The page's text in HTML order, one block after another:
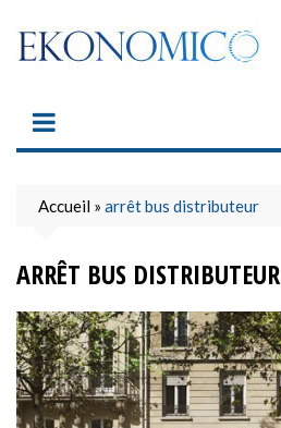
content
Accueil » arrêt bus distributeur
ARRÊT BUS DISTRIBUTEUR